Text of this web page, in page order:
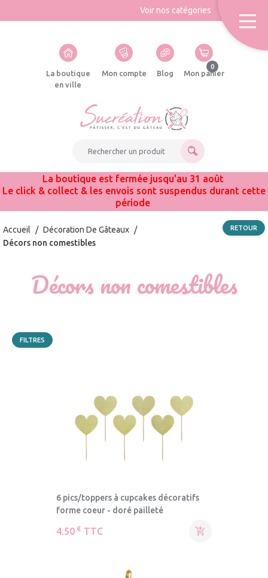
La boutique
en ville
Mon compte Blog Mon panier
0
Rechercher un produit
Voir nos catégories
La boutique est fermée jusqu'au 31 août
Le click & collect & les envois sont suspendus durant cette
période
Accueil / Décoration De Gâteaux /
Décors non comestibles
RETOUR
Décors non comestibles
FILTRES
6 pics/toppers à cupcakes décoratifs
forme coeur - doré pailleté
4.50 € TTC 